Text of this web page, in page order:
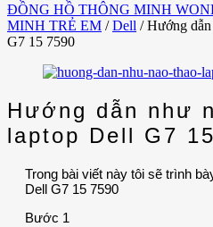
ĐỒNG HỒ THÔNG MINH
MINH TRẺ EM / Dell / Hướng
G7 15 7590
Hướng dẫn như
laptop Dell G7
Trong bài viết này tôi sẽ trình
Dell G7 15 7590
Bước 1